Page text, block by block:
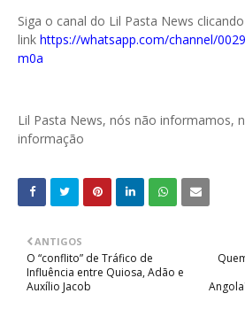
Siga o canal do Lil Pasta News
link https://whatsapp.com/channel/
m0a
Lil Pasta News, nós não informamos,
informação
ANTIGOS
O “conflito” de Tráfico de
Influência entre Quiosa, Adão e
Auxílio Jacob